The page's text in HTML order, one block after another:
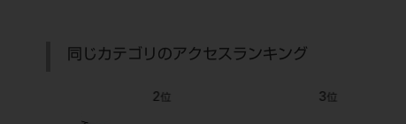
同じカテゴリのアクセスランキング